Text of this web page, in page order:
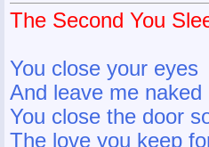
The Second You
You close your eyes
And leave me naked
You close the door
The love you keep